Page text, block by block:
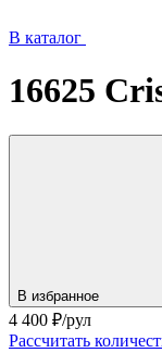
В каталог
16625
В избранное
4 400 ₽/рул
Рассчитать